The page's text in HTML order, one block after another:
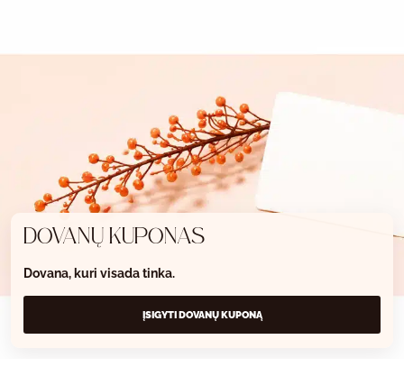
DOVANŲ KUPONAS
Dovana, kuri visada tinka.
ĮSIGYTI DOVANŲ KUPONĄ